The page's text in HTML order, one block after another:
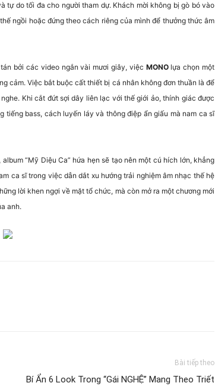
tự do tối đa cho người tham dự. Khách mời không bị gò bó vào
ngồi hoặc đứng theo cách riêng của mình để thưởng thức âm
bởi các video ngắn vài mươi giây, việc MONOlựa chọn một
cảm. Việc bắt buộc cất thiết bị cá nhân không đơn thuần là để
Khi cắt đứt sợi dây liên lạc với thế giới ảo, thính giác được
tiếng bass, cách luyến láy và thông điệp ẩn giấu mà nam ca sĩ
“Mỹ Diệu Ca” hứa hẹn sẽ tạo nên một cú hích lớn, khẳng
ca sĩ trong việc dẫn dắt xu hướng trải nghiệm âm nhạc thế hệ
lời khen ngợi về mặt tổ chức, mà còn mở ra một chương mới
anh.
Bài tiếp theo
Bí Ẩn 6 Look Trong “Gái NGHỆ” Mang Theo Triết